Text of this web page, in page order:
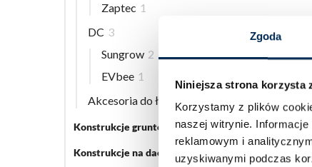
Zgoda
Niniejsza strona korzysta
Korzystamy z plików
naszej witrynie.
reklamowym i
uzyskiwanymi podczas
Zaptec 1
DC 3
Sungrow 2
EVbee 1
Akcesoria do ładowarek EV
Konstrukcje gruntowe 5
Konstrukcje na dach płaski 3